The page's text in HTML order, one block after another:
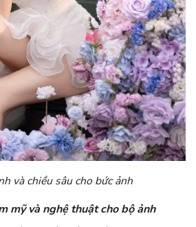
và chiều sâu cho bức ảnh
mỹ và nghệ thuật cho bộ ảnh